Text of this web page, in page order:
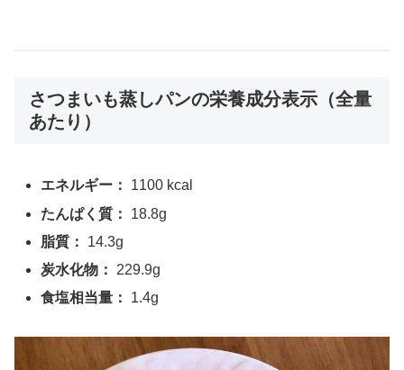
さつまいも蒸しパンの栄養成分表示（全量
あたり）
エネルギー：
1100 kcal
たんぱく質：
18.8g
脂質：
14.3g
炭水化物：
229.9g
食塩相当量：
1.4g